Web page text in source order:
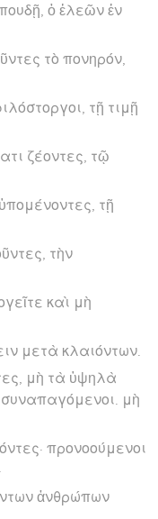
ὁ ἐλεῶν ἐν
τὸ πονηρόν,
τῇ τιμῇ
ζέοντες, τῷ
τῇ
τὴν
καὶ μὴ
μετὰ κλαιόντων.
μὴ τὰ ὑψηλὰ
συναπαγόμενοι. μὴ
προνοούμενοι
ἀνθρώπων